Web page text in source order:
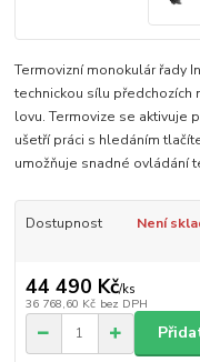
Termovizní monokulár řady
technickou sílu předchozích
lovu. Termovize se aktivuje
ušetří práci s hledáním
umožňuje snadné ovládání
Dostupnost Není
44 490 Kč/ks
36 768,60 Kč bez DPH